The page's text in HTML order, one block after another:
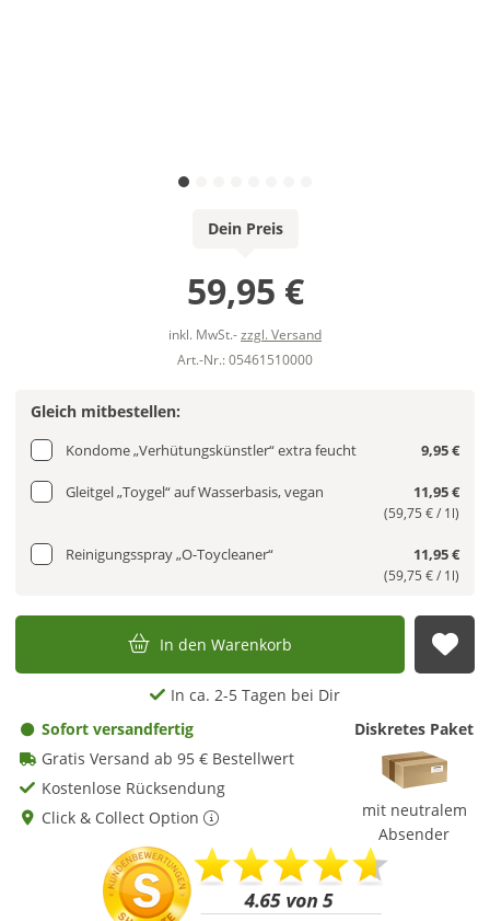
Dein Preis
59,95 €
inkl. MwSt.-zzgl. Versand
Art.-Nr.: 05461510000
Gleich mitbestellen:
Kondome „Verhütungskünstler“ extra feucht 9,95 €
Gleitgel „Toygel“ auf Wasserbasis, vegan 11,95 €
(59,75 € / 1l)
Reinigungsspray „O-Toycleaner“ 11,95 €
(59,75 € / 1l)
In den Warenkorb
In ca. 2-5 Tagen bei Dir
Sofort versandfertig
Gratis Versand ab 95 € Bestellwert
Kostenlose Rücksendung
Click & Collect Option
Diskretes Paket
mit neutralem
Absender